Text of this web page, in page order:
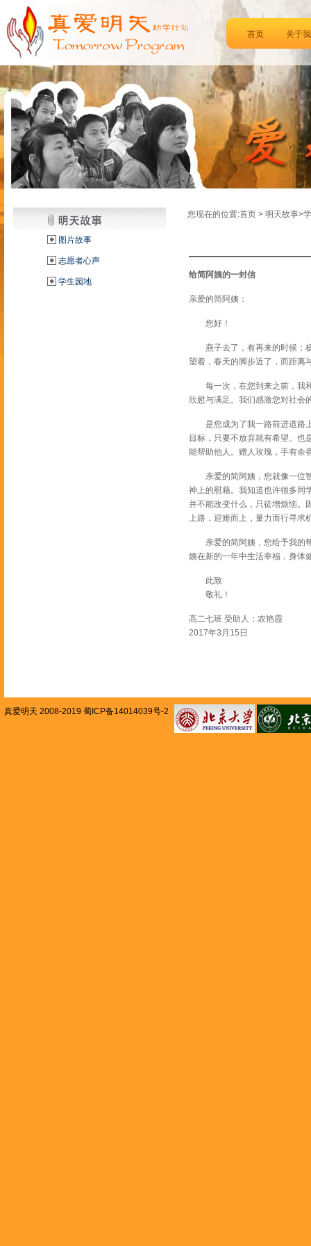
首页 关于
图片故事
志愿者心声
学生园地
您现在的位置:首页 > 明天故事>
给简阿姨的一封信
亲爱的简阿姨：
您好！
燕子去了，有再来的时候；杨
望着，春天的脚步近了，而距离
每一次，在您到来之前，我和
欣慰与满足。我们感激您对社会
是您成为了我一路前进道路上
目标，只要不放弃就有希望。也
能帮助他人。赠人玫瑰，手有余
亲爱的简阿姨，您就像一位智
神上的慰藉。我知道也许很多同
并不能改变什么，只徒增烦恼。
上路，迎难而上，量力而行寻求
亲爱的简阿姨，您给予我的帮
姨在新的一年中生活幸福，身体
此致
敬礼！
高二七班 受助人：农艳霞
2017年3月15日
真爱明天 2008-2019 蜀ICP备14014039号-2